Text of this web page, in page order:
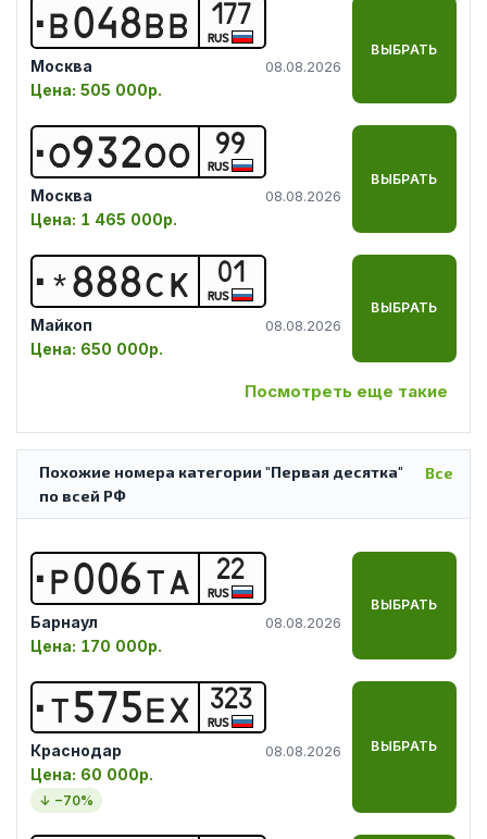
В048ВВ 177
RUS
Москва 08.08.2026
Цена: 505 000р.
ВЫБРАТЬ
О932ОО 99
RUS
Москва 08.08.2026
Цена: 1 465 000р.
ВЫБРАТЬ
*888С К 01
RUS
Майкоп 08.08.2026
Цена: 650 000р.
ВЫБРАТЬ
Посмотреть еще такие
Все
Похожие номера категории "Первая десятка"
по всей РФ
Р006Т А 22
RUS
Барнаул 08.08.2026
Цена: 170 000р.
ВЫБРАТЬ
Т575ЕХ 323
RUS
Краснодар 08.08.2026
Цена: 60 000р.
↓ −70%
ВЫБРАТЬ